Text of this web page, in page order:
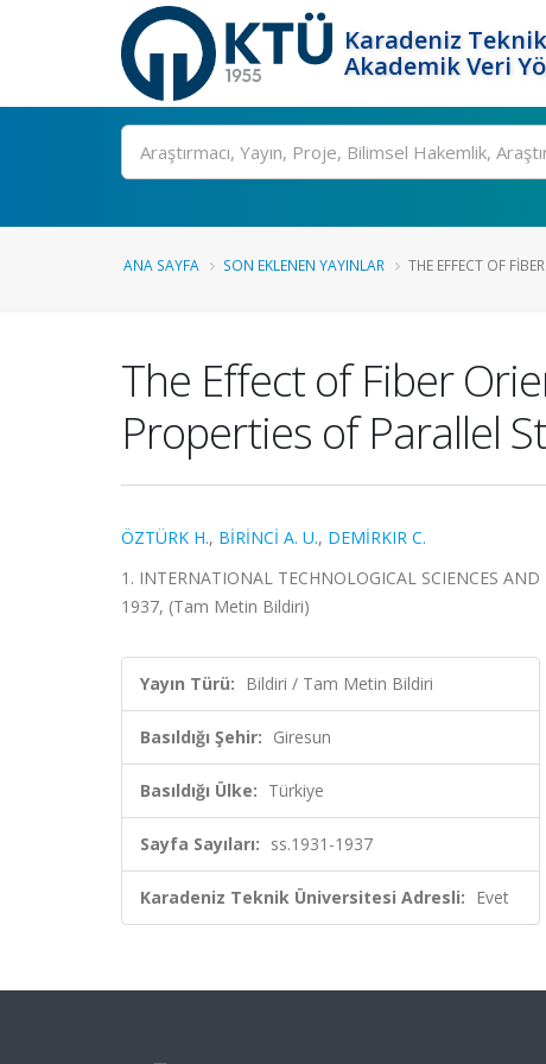
Karadeniz
Akademik Veri
Ara
ANA SAYFA SON EKLENEN YAYINLAR THE EFFECT OF
The Effect of Fiber
Properties of Parallel
ÖZTÜRK H., BİRİNCİ A. U., DEMİRKIR C.
1. INTERNATIONAL TECHNOLOGICAL SCIENCES
1937, (Tam Metin Bildiri)
Yayın Türü: Bildiri / Tam Metin Bildiri
Basıldığı Şehir: Giresun
Basıldığı Ülke: Türkiye
Sayfa Sayıları: ss.1931-1937
Karadeniz Teknik Üniversitesi Adresli: Evet